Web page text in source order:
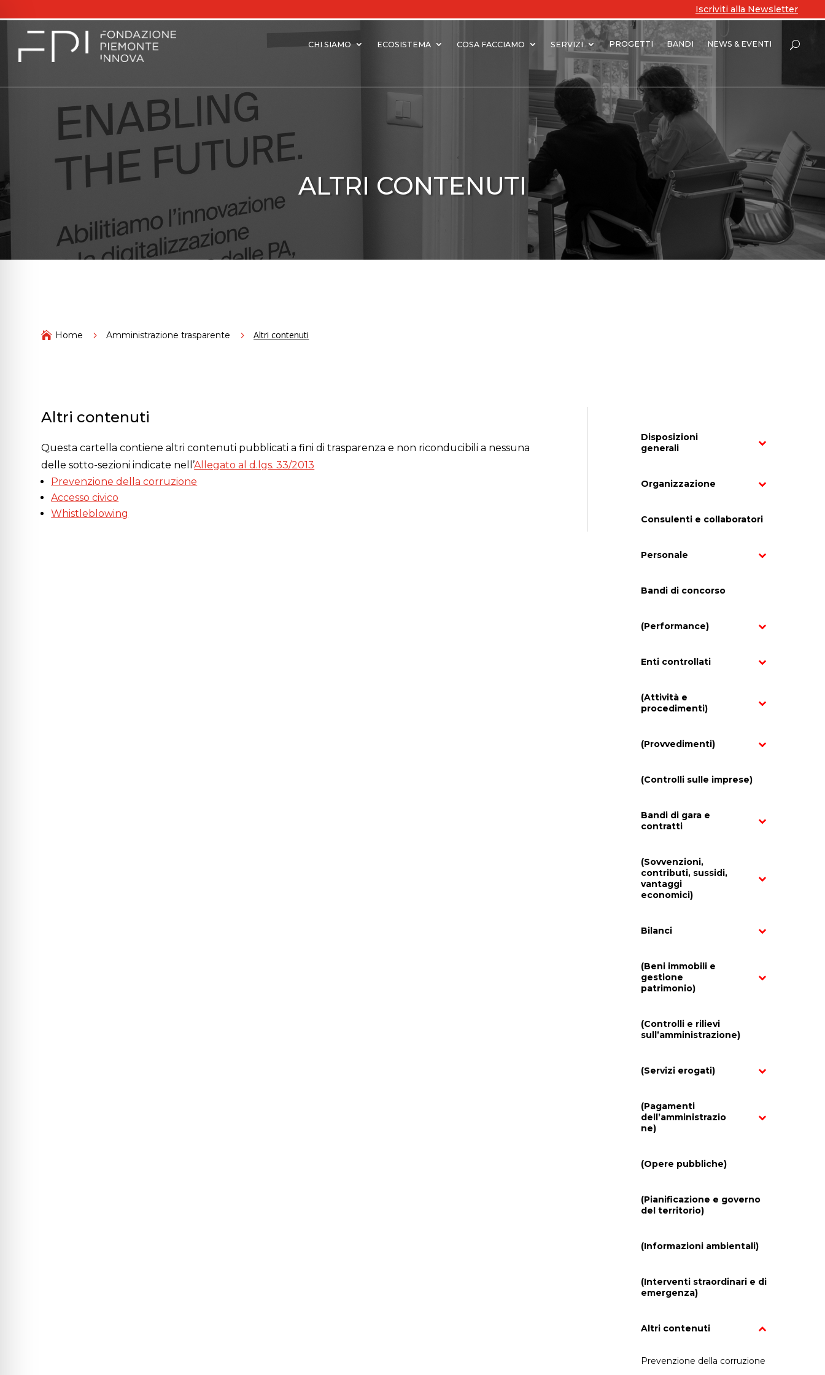
Iscriviti alla Newsletter
CHI SIAMO ECOSISTEMA COSA FACCIAMO SERVIZI PROGETTI BANDI NEWS & EVENTI
ALTRI CONTENUTI
 Home 5 Amministrazione trasparente 5 Altri contenuti
Altri contenuti
Questa cartella contiene altri contenuti pubblicati a fini di trasparenza e non riconducibili a nessuna
delle sotto-sezioni indicate nell’Allegato al d.lgs. 33/2013
Prevenzione della corruzione
Accesso civico
Whistleblowing
Disposizioni
generali
Organizzazione
Consulenti e collaboratori
Personale
Bandi di concorso
(Performance)
Enti controllati
(Attività e
procedimenti)
(Provvedimenti)
(Controlli sulle imprese)
Bandi di gara e
contratti
(Sovvenzioni,
contributi, sussidi,
vantaggi
economici)
Bilanci
(Beni immobili e
gestione
patrimonio)
(Controlli e rilievi
sull’amministrazione)
(Servizi erogati)
(Pagamenti
dell’amministrazio
ne)
(Opere pubbliche)
(Pianificazione e governo
del territorio)
(Informazioni ambientali)
(Interventi straordinari e di
emergenza)
Altri contenuti
Prevenzione della corruzione